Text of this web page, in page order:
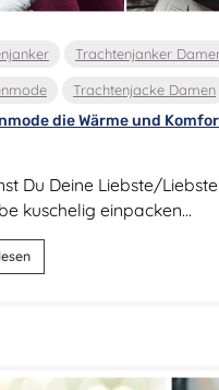
Trachtenjanker
Trachtenjacke Damen
die Wärme und
Du Deine Liebste/
kuschelig einpacken...